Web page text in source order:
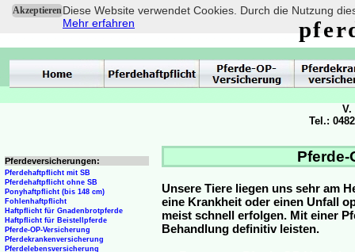
AkzeptierenDiese Website verwendet Cookies. Durch die Nutzung
Mehr erfahren
Pferde-
Unsere Tiere liegen uns sehr am
eine Krankheit oder einen Unfall
meist schnell erfolgen. Mit einer
Behandlung definitiv leisten.
Pferdeversicherungen:
Pferdehaftpflicht mit SB
Pferdehaftpflicht ohne SB
Ponyhaftpflicht (bis 148 cm)
Fohlenhaftpflicht
Haftpflicht für Gnadenbrotpferde
Haftpflicht für Beistellpferde
Pferde-OP-Versicherung
Pferdekrankenversicherung
Pferdelebensversicherung
V.
Tel.: